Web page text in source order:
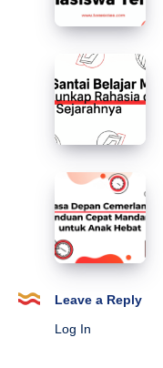
Abad
Ke-
Kesalahan
Lucu
Mahasiswa
Terbaru
Tips
Santai
Belajar
Mandarin:
Mengungkap
Rahasia
dari
Jejak
Sejarahnya
Masa
Depan
Cemerlang:
Panduan
Cepat
Mandarin
Leave a Reply
Log In